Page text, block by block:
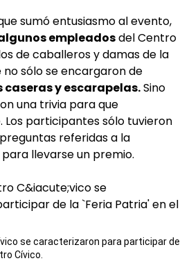
sumó entusiasmo al evento,
empleadosdel Centro
de caballeros y damas de la
no sólo se encargaron de
y escarapelas.Sino
una trivia para que
participantes sólo tuvieron
referidas a la
llevarse un premio.
se caracterizaron para participar de
Cívico.